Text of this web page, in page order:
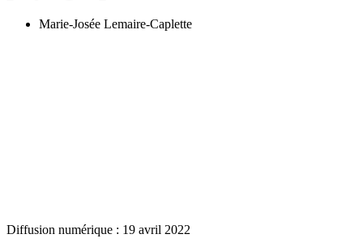
Marie-Josée Lemaire-Caplette
Diffusion numérique : 19 avril 2022